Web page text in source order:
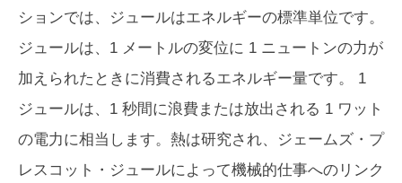
ションでは、ジュールはエネルギーの標準単位です。
ジュールは、1 メートルの変位に 1 ニュートンの力が
加えられたときに消費されるエネルギー量です。 1
ジュールは、1 秒間に浪費または放出される 1 ワット
の電力に相当します。熱は研究され、ジェームズ・プ
レスコット・ジュールによって機械的仕事へのリンク